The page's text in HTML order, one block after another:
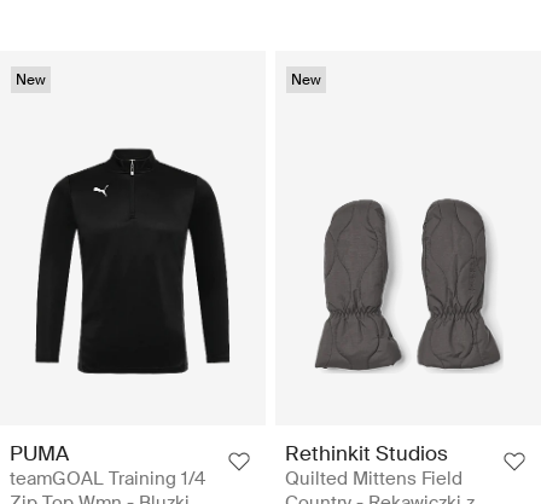
New
PUMA
teamGOAL Training 1/4
New
Rethinkit Studios
Quilted Mittens Field